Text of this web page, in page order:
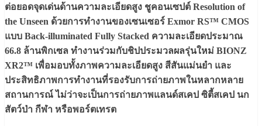
ต่อยอดจุดเด่นด้านความละเอียดสูง ชูคอนเซปต์ Resolution of
the Unseen ด้วยการทำงานของเซนเซอร์ Exmor RS™ CMOS
แบบ Back-illuminated Fully Stacked ความละเอียดประมาณ
66.8 ล้านพิกเซล ทำงานร่วมกับชิปประมวลผลรุ่นใหม่ BIONZ
XR2™ เพื่อมอบทั้งภาพความละเอียดสูง สีสันแม่นยำ และ
ประสิทธิภาพการทำงานที่รองรับการถ่ายภาพในหลากหลาย
สถานการณ์ ไม่ว่าจะเป็นการถ่ายภาพแลนด์สเคป ซิตี้สเคป นก
สัตว์ป่า กีฬา หรือพอร์ตเทรต